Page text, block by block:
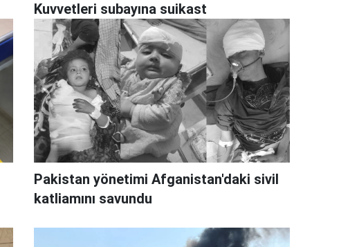
Kuvvetleri subayına suikast
Pakistan yönetimi Afganistan'daki sivil
katliamını savundu